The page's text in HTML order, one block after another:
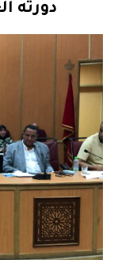
سياسة
حوادث
دولية
المرأة
فنية
منوعة
دورته